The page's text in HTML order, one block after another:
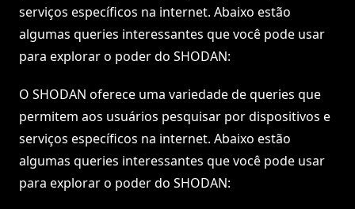
serviços específicos na internet. Abaixo estão
algumas queries interessantes que você pode usar
para explorar o poder do SHODAN:
O SHODAN oferece uma variedade de queries que
permitem aos usuários pesquisar por dispositivos e
serviços específicos na internet. Abaixo estão
algumas queries interessantes que você pode usar
para explorar o poder do SHODAN: